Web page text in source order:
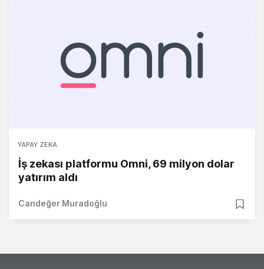
YAPAY ZEKA
İş zekası platformu Omni, 69 milyon dolar
yatırım aldı
Candeğer Muradoğlu